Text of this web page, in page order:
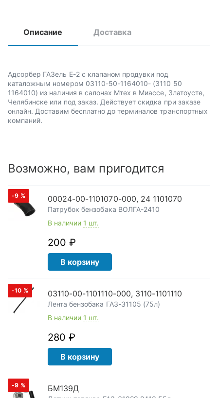
Описание Доставка
Адсорбер ГАЗель Е-2 с клапаном продувки под
каталожным номером 03110-50-1164010- (3110 50
1164010) из наличия в салонах Мтех в Миассе, Златоусте,
Челябинске или под заказ. Действует скидка при заказе
онлайн. Доставим бесплатно до терминалов транспортных
компаний.
Возможно, вам пригодится
-9 % 00024-00-1101070-000, 24 1101070
Патрубок бензобака ВОЛГА-2410
В наличии 1 шт.
200 ₽
В корзину
-10 % 03110-00-1101110-000, 3110-1101110
Лента бензобака ГАЗ-31105 (75л)
В наличии 1 шт.
280 ₽
В корзину
-9 % БМ139Д